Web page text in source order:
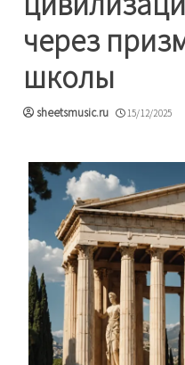
через
школы
sheetsmusic.ru 15/12/2025